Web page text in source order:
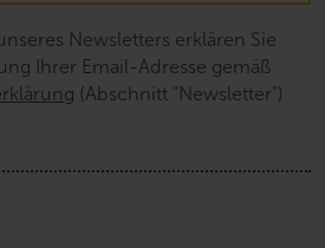
Newsletters erklären Sie
Ihrer Email-Adresse gemäß
(Abschnitt "Newsletter")